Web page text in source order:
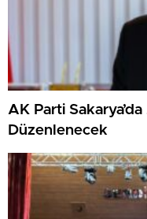
AK Parti Sakarya’da
Düzenlenecek